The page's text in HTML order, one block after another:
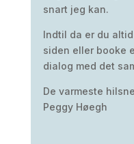
snart jeg kan.
Indtil da er du
siden eller booke
dialog med det
De varmeste
Peggy Høegh